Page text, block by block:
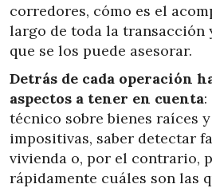
corredores, cómo es el
largo de toda la transacción
que se los puede asesorar.
Detrás de cada operación
aspectos a tener en cuenta
técnico sobre bienes raíces
impositivas, saber detectar
vivienda o, por el contrario,
rápidamente cuáles son las